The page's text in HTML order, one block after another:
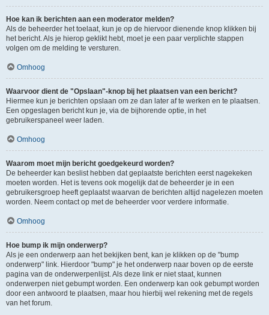
Hoe kan ik berichten aan een moderator melden?
Als de beheerder het toelaat, kun je op de hiervoor dienende knop klikken bij
het bericht. Als je hierop geklikt hebt, moet je een paar verplichte stappen
volgen om de melding te versturen.
Omhoog
Waarvoor dient de "Opslaan"-knop bij het plaatsen van een bericht?
Hiermee kun je berichten opslaan om ze dan later af te werken en te plaatsen.
Een opgeslagen bericht kun je, via de bijhorende optie, in het
gebruikerspaneel weer laden.
Omhoog
Waarom moet mijn bericht goedgekeurd worden?
De beheerder kan beslist hebben dat geplaatste berichten eerst nagekeken
moeten worden. Het is tevens ook mogelijk dat de beheerder je in een
gebruikersgroep heeft geplaatst waarvan de berichten altijd nagelezen moeten
worden. Neem contact op met de beheerder voor verdere informatie.
Omhoog
Hoe bump ik mijn onderwerp?
Als je een onderwerp aan het bekijken bent, kan je klikken op de "bump
onderwerp" link. Hierdoor "bump" je het onderwerp naar boven op de eerste
pagina van de onderwerpenlijst. Als deze link er niet staat, kunnen
onderwerpen niet gebumpt worden. Een onderwerp kan ook gebumpt worden
door een antwoord te plaatsen, maar hou hierbij wel rekening met de regels
van het forum.